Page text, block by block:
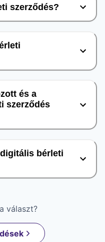
szerződés?
és a
szerződés
bérleti
választ?